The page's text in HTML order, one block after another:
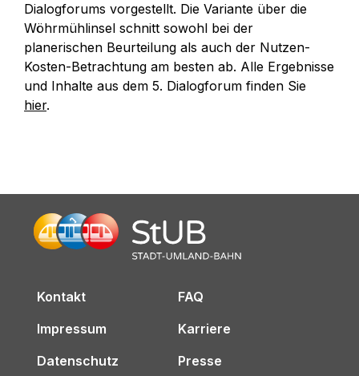
Dialogforums vorgestellt. Die Variante über die
Wöhrmühlinsel schnitt sowohl bei der
planerischen Beurteilung als auch der Nutzen-
Kosten-Betrachtung am besten ab. Alle Ergebnisse
und Inhalte aus dem 5. Dialogforum finden Sie
hier.
Kontakt
FAQ
Impressum
Karriere
Datenschutz
Presse